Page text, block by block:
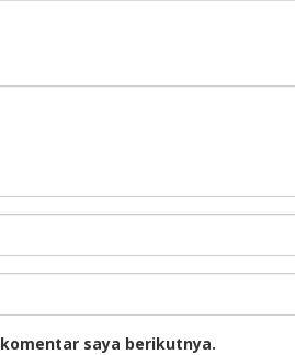
saya berikutnya.